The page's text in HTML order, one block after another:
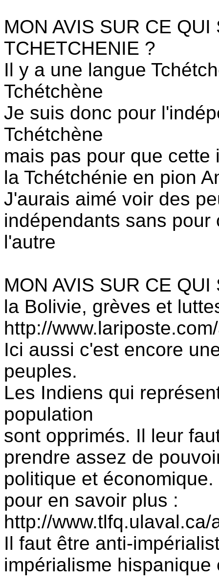
MON AVIS SUR CE QUI
TCHETCHENIE ?
Il y a une langue
Tchétchène
Je suis donc pour
Tchétchène
mais pas pour que
la Tchétchénie en pion
J'aurais aimé voir des
indépendants sans
l'autre
MON AVIS SUR CE
la Bolivie, grèves et
http://
Ici aussi c'est encore
peuples.
Les Indiens qui
population
sont opprimés. Il leur
prendre assez de
politique et économique.
pour en savoir plus :
http://
Il faut être anti-
impérialisme